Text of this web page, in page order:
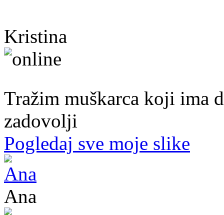
Kristina
Tražim muškarca koji ima
zadovolji
Pogledaj sve moje slike
Ana